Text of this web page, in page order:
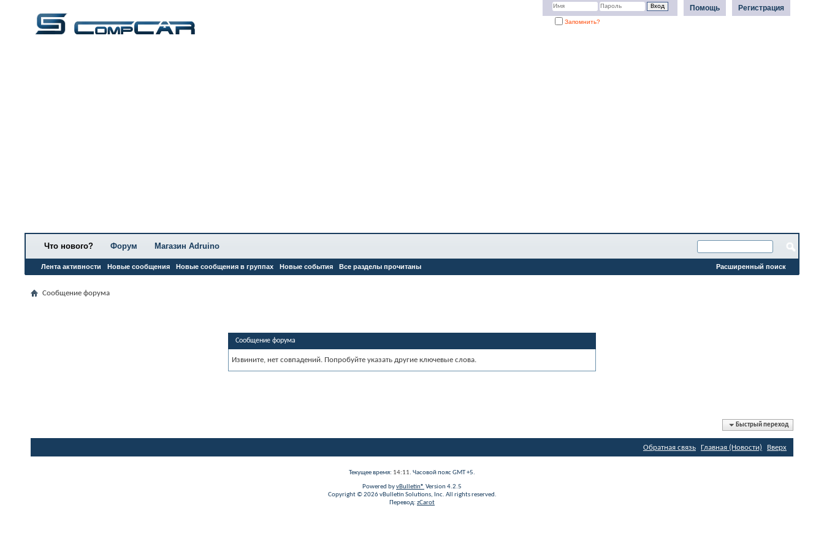
Регистрация
Помощь
Запомнить?
Что нового?
Лента активности Новые сообщения Новые сообщения в группах Новые события Все разделы прочитаны
Форум Магазин Adruino
Расширенный поиск
Сообщение форума
Сообщение форума
Извините, нет совпадений. Попробуйте указать другие ключевые слова.
Быстрый переход
Обратная связь Главная (Новости) Вверх
Текущее время: 14:11. Часовой пояс GMT +5.
Powered byvBulletin® Version 4.2.5
Copyright © 2026 vBulletin Solutions, Inc. All rights reserved.
Перевод: zCarot